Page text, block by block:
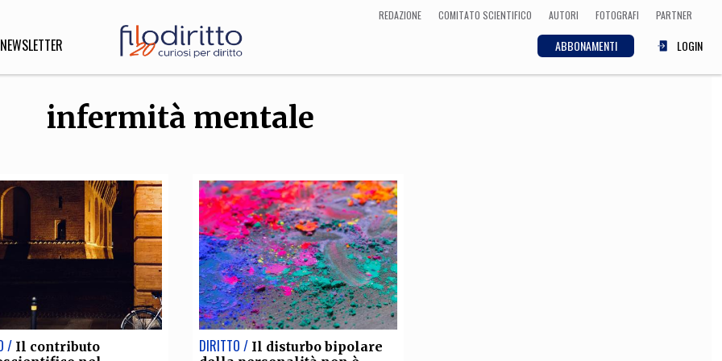
REDAZIONE COMITATO SCIENTIFICO AUTORI FOTOGRAFI PARTNER
ABBONAMENTI LOGIN
NEWSLETTER
INNOVAZIONE
Scienze informatiche,
Architettura, Ingegneria
CULTURA
Arte, Cinema, Musica,
Letteratura
infermità mentale
/ Il contributo
DIRITTO / Il disturbo bipolare